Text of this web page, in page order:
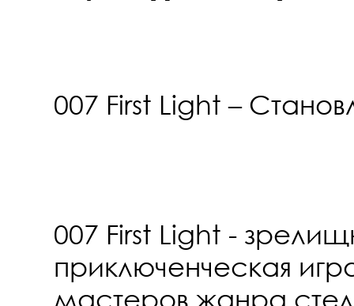
007 First Light –
007 First Light -
приключенческая
мастеров жанра